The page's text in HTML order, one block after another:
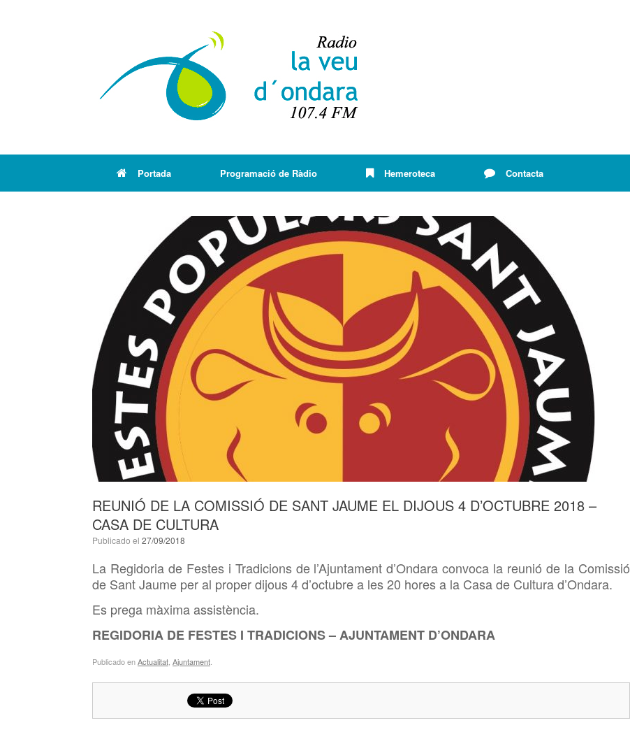
Portada Programació de Ràdio Hemeroteca Contacta
REUNIÓ DE LA COMISSIÓ DE SANT JAUME EL DIJOUS 4 D’OCTUBRE 2018 –
CASA DE CULTURA
Publicado el 27/09/2018
La Regidoria de Festes i Tradicions de l’Ajuntament d’Ondara convoca la reunió de la Comissió
de Sant Jaume per al proper dijous 4 d’octubre a les 20 hores a la Casa de Cultura d’Ondara.
Es prega màxima assistència.
REGIDORIA DE FESTES I TRADICIONS – AJUNTAMENT D’ONDARA
Publicado enActualitat Ajuntament